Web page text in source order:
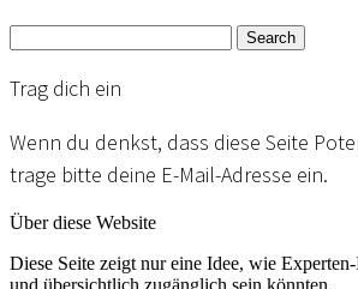
Search
Trag dich ein
Wenn du denkst, dass diese Seite
trage bitte deine E-Mail-Adresse ein.
Über diese Website
Diese Seite zeigt nur eine Idee, wie